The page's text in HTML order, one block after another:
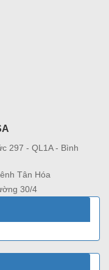
297 - QL1A - Bình
Tân Hóa
30/4